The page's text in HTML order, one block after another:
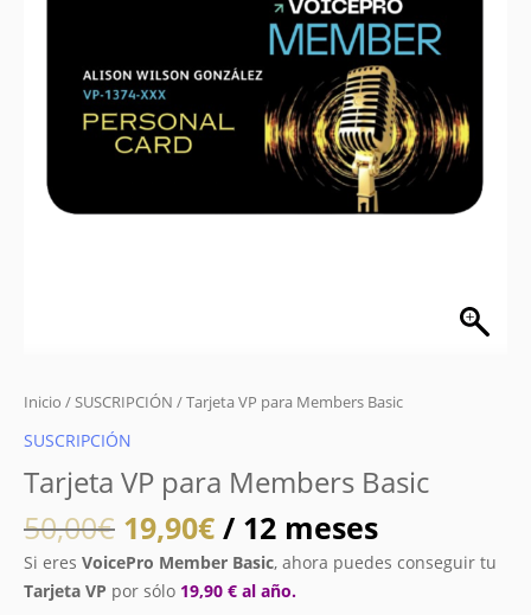
Inicio /SUSCRIPCIÓN / Tarjeta VP para Members Basic
SUSCRIPCIÓN
Tarjeta VP para Members Basic
50,00€ 19,90€ / 12 meses
Si eres VoicePro Member Basic, ahora puedes conseguir tu
Tarjeta VP por sólo 19,90 € al año.